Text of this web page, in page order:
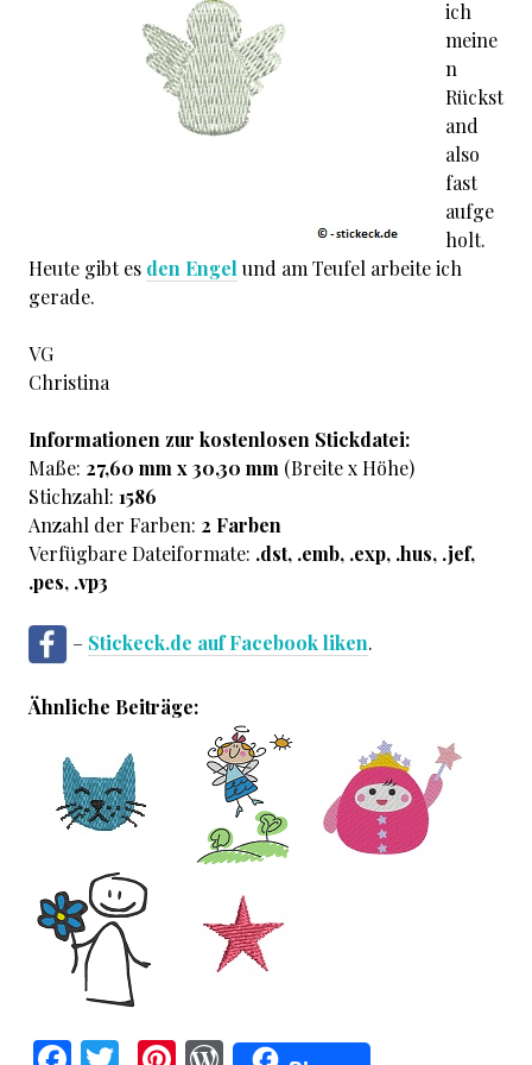
ich
meine
n
Rückst
and
also
fast
aufge
holt.
Heute gibt es den Engel und am Teufel arbeite ich
gerade.
VG
Christina
Informationen zur kostenlosen Stickdatei:
Maße: 27,60 mm x 30,30 mm (Breite x Höhe)
Stichzahl: 1586
Anzahl der Farben: 2 Farben
Verfügbare Dateiformate: .dst, .emb, .exp, .hus, .jef,
.pes, .vp3
– Stickeck.de auf Facebook liken.
Ähnliche Beiträge: